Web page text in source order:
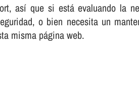
así­ que si está evaluando la
o bien necesita un
misma página web.